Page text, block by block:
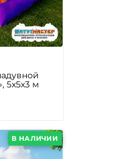
5x5x3 м
В НАЛИЧИИ